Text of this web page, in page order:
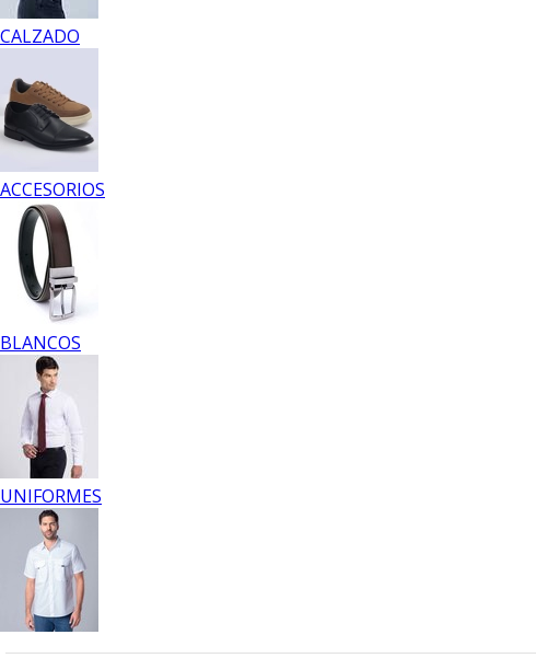
CALZADO
ACCESORIOS
BLANCOS
UNIFORMES